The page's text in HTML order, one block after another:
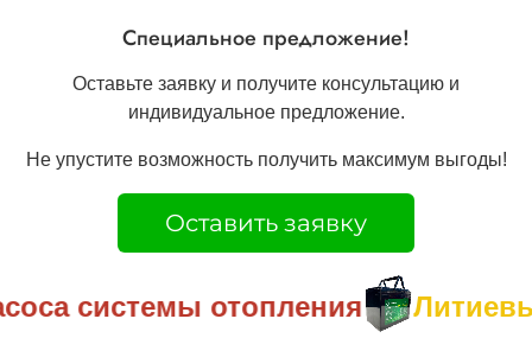
Специальное предложение!
Оставьте заявку и получите консультацию и
индивидуальное предложение.
Не упустите возможность получить максимум выгоды!
Оставить заявку
системы отопления